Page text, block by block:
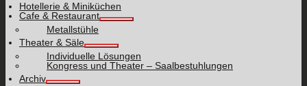
Hotellerie & Miniküchen
Cafe & Restaurant
Metallstühle
Theater & Säle
Individuelle Lösungen
Kongress und Theater – Saalbestuhlungen
Archiv